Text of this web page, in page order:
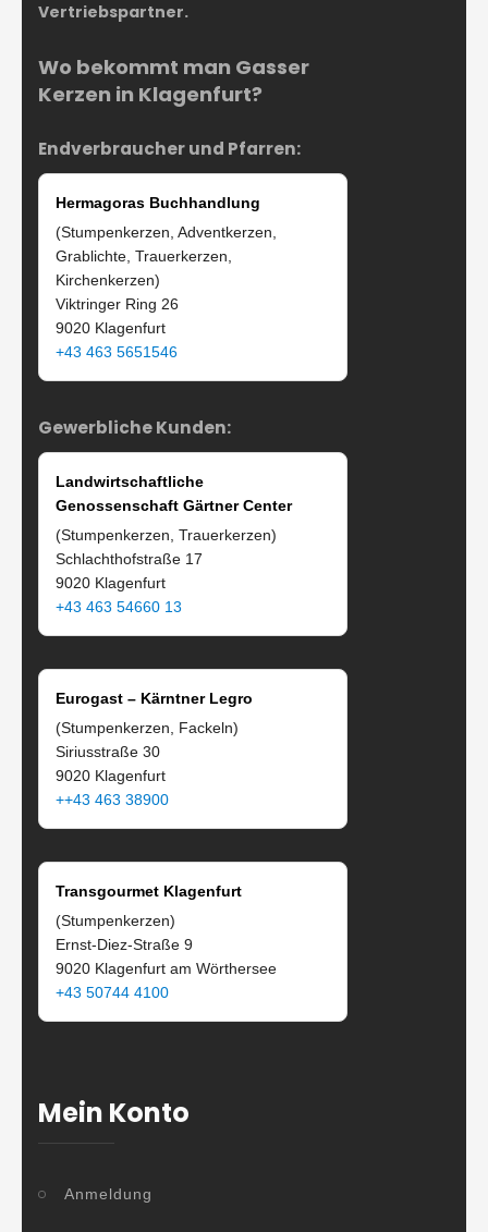
Vertriebspartner.
Wo bekommt man Gasser
Kerzen in Klagenfurt?
Endverbraucher und Pfarren:
Hermagoras Buchhandlung
(Stumpenkerzen, Adventkerzen,
Grablichte, Trauerkerzen,
Kirchenkerzen)
Viktringer Ring 26
9020 Klagenfurt
+43 463 5651546
Gewerbliche Kunden:
Landwirtschaftliche
Genossenschaft Gärtner Center
(Stumpenkerzen, Trauerkerzen)
Schlachthofstraße 17
9020 Klagenfurt
+43 463 54660 13
Eurogast – Kärntner Legro
(Stumpenkerzen, Fackeln)
Siriusstraße 30
9020 Klagenfurt
++43 463 38900
Transgourmet Klagenfurt
(Stumpenkerzen)
Ernst-Diez-Straße 9
9020 Klagenfurt am Wörthersee
+43 50744 4100
Mein Konto
Anmeldung